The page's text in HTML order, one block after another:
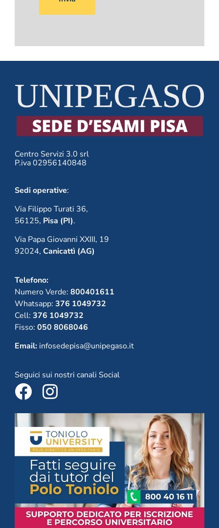
vuoto
Centro Servizi 3.0 srl
P.iva 02956140848
Sedi operative:
Via Filippo Turati 36,
56125, Pisa (PI).
Via Papa Giovanni XXIII, 19
92024, Canicattì (AG)
Telefono:
Numero Verde: 800401611
Whatsapp: 376 1049732
Cell: 376 1049732
Fisso: 050 8068046
Email: infosedepisa@unipegaso.it
Seguici sui nostri canali Social